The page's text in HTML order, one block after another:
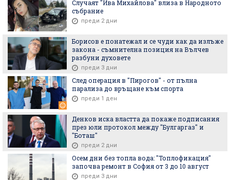
Случаят "Ива Михайлова" влиза в Народното
събрание
преди 2 дни
Борисов е понатежал и се чуди как да излъже
закона - съмнителна позиция на Вълчев
разбуни духовете
преди 3 дни
След операция в "Пирогов" - от пълна
парализа до връщане към спорта
преди 1 ден
Денков иска властта да покаже подписания
през юли протокол между "Булгаргаз" и
"Боташ"
преди 2 дни
Осем дни без топла вода: "Топлофикация"
започва ремонт в София от 3 до 10 август
преди 3 дни